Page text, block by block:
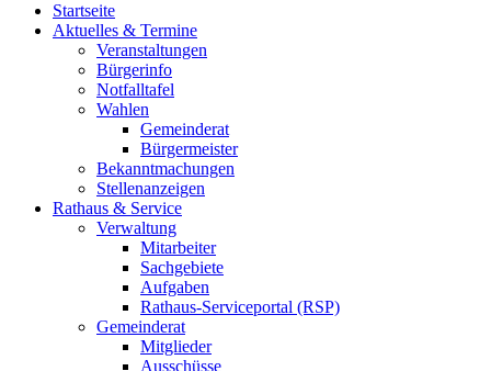
Startseite
Aktuelles & Termine
Veranstaltungen
Bürgerinfo
Notfalltafel
Wahlen
Gemeinderat
Bürgermeister
Bekanntmachungen
Stellenanzeigen
Rathaus & Service
Verwaltung
Mitarbeiter
Sachgebiete
Aufgaben
Rathaus-Serviceportal (RSP)
Gemeinderat
Mitglieder
Ausschüsse